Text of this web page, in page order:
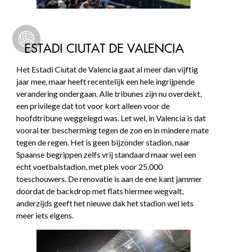
ESTADI CIUTAT DE VALENCIA
Het Estadi Ciutat de Valencia gaat al meer dan vijftig
jaar mee, maar heeft recentelijk een hele ingrijpende
verandering ondergaan. Alle tribunes zijn nu overdekt,
een privilege dat tot voor kort alleen voor de
hoofdtribune weggelegd was. Let wel, in Valencia is dat
vooral ter bescherming tegen de zon en in mindere mate
tegen de regen. Het is geen bijzonder stadion, naar
Spaanse begrippen zelfs vrij standaard maar wel een
echt voetbalstadion, met plek voor 25.000
toeschouwers. De renovatie is aan de ene kant jammer
doordat de backdrop met flats hiermee wegvalt,
anderzijds geeft het nieuwe dak het stadion wel iets
meer iets eigens.